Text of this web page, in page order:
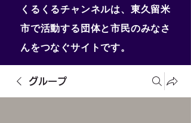
くるくるチャンネルは、東久留米
市で活動する団体と市民のみなさ
んをつなぐサイトです。
グループ